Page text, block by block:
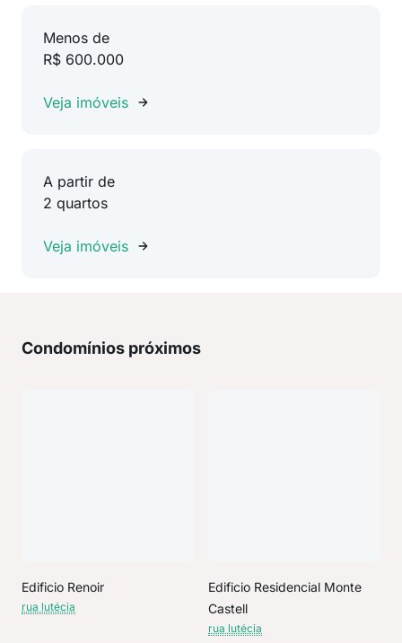
Menos de
R$ 600.000
Veja imóveis
A partir de
2 quartos
Veja imóveis
Condomínios próximos
Edificio Renoir
rua lutécia
Edificio Residencial Monte
Castell
rua lutécia